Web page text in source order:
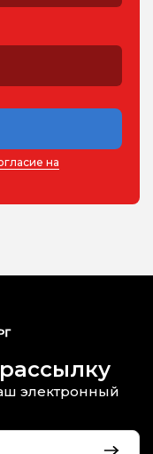
на
электронный